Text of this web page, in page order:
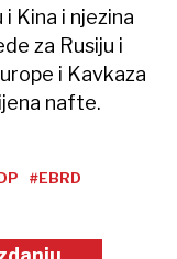
Kina i njezina
za Rusiju i
i Kavkaza
nafte.
#EBRD